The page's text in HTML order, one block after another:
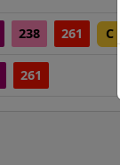
238 261 C
261